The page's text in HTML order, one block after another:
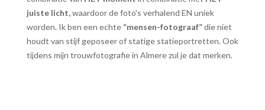
juiste licht,waardoor de foto's verhalend EN uniek
worden. Ik ben een echte “mensen-fotograaf”die niet
houdt van stijf geposeer of statige statieportretten. Ook
tijdens mijn trouwfotografie in Almere zul je dat merken.